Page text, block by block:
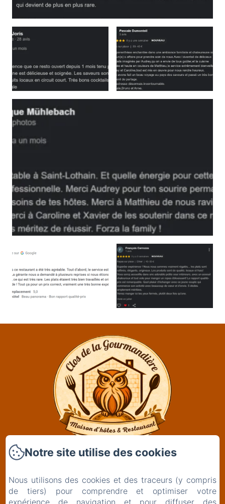
2 Rue de l'Église
39230 - Saint-Lothain
Notre site utilise des cookies
Nous utilisons des cookies et des traceurs (y compris
de tiers) pour comprendre et optimiser votre
expérience de navigation et pour diffuser des